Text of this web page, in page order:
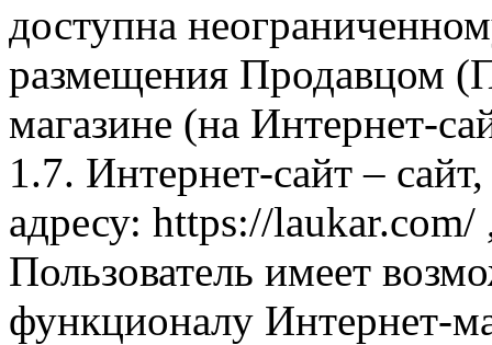
доступна
размещения Продавцом
магазине (на Интернет-
1.7. Интернет-сайт –
адресу: https://laukar.com/
Пользователь имеет
функционалу Интернет-